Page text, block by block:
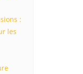
:
les